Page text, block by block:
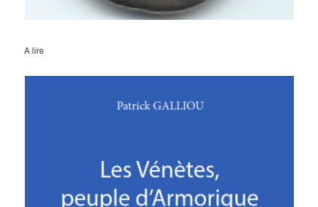
A lire